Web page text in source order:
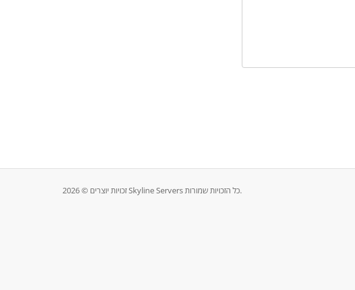
זכויות יוצרים © 2026 Skyline Servers כל הזכויות שמורות.